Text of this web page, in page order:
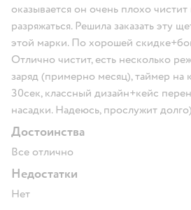
оказывается он очень плохо
разряжаться. Решила заказать эту
этой марки. По хорошей
Отлично чистит, есть несколько
заряд (примерно месяц), таймер
30сек, классный дизайн+кейс
насадки. Надеюсь, прослужит долго)
Достоинства
Все отлично
Недостатки
Нет